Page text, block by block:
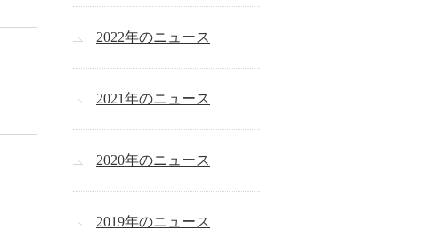
2022年のニュース
2021年のニュース
2020年のニュース
2019年のニュース